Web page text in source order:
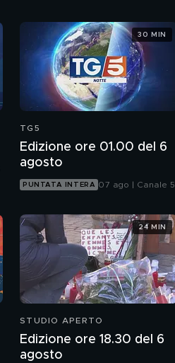
TG5
Edizione ore 01.00 del 6
agosto
PUNTATA INTERA 07 ago | Canale 5
30 MIN
STUDIO APERTO
Edizione ore 18.30 del 6
agosto
24 MIN